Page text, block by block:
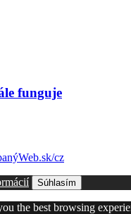
funguje
cz
Súhlasím
the best browsing